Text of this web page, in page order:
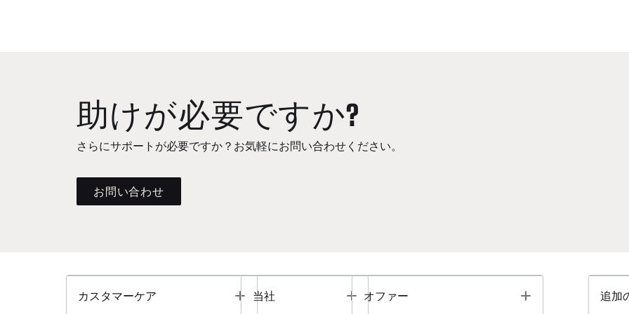
助けが必要ですか?
さらにサポートが必要ですか？お気軽にお問い合わせください。
お問い合わせ
カスタマーケア Toggle
当社 Toggle
オファー Toggle 追加